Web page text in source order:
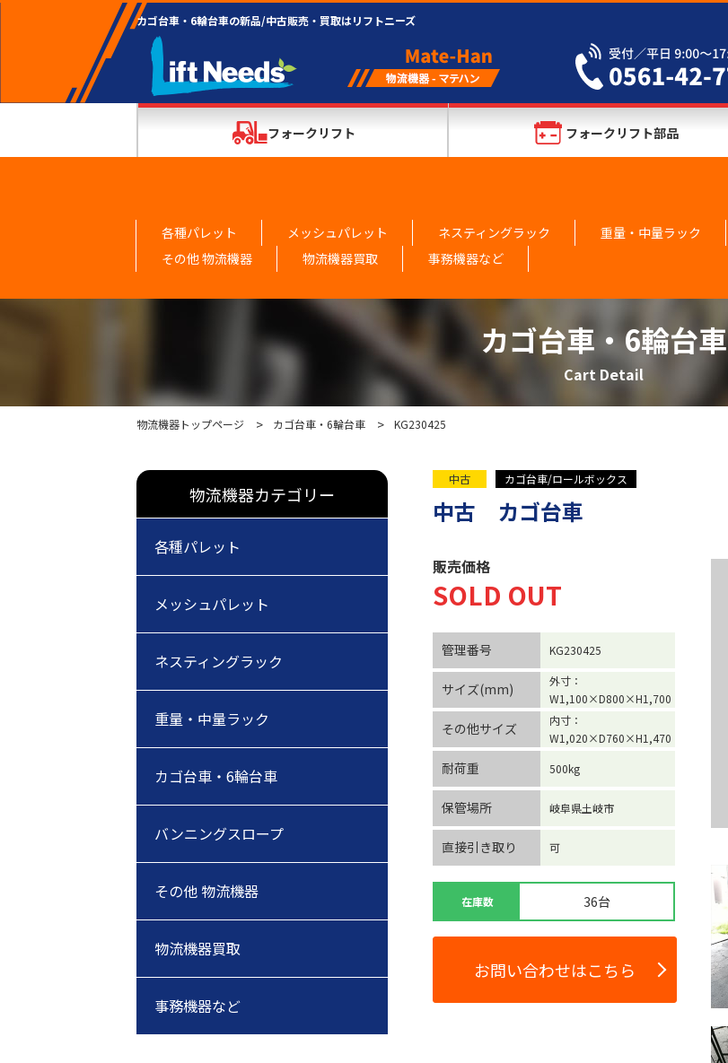
カゴ台車・6輪台車の新品/中古販売・買取はリフトニーズ
フォークリフト フォークリフト部品
各種パレット メッシュパレット ネスティングラック 重量・中量ラック
その他 物流機器
物流機器買取 事務機器など
カゴ台車・6輪台車
Cart Detail
物流機器トップページ カゴ台車・6輪台車 KG230425
物流機器カテゴリー
各種パレット
メッシュパレット
ネスティングラック
重量・中量ラック
カゴ台車・6輪台車
バンニングスロープ
その他 物流機器
物流機器買取
事務機器など
中古 カゴ台車/ロールボックス
中古 カゴ台車
販売価格
SOLD OUT
管理番号 KG230425
サイズ(mm)
外寸：
W1,100×D800×H1,700
その他サイズ
内寸：
W1,020×D760×H1,470
耐荷重 500kg
保管場所 岐阜県土岐市
直接引き取り 可
在庫数 36台
お問い合わせはこちら